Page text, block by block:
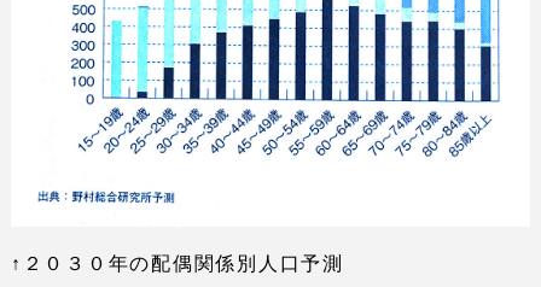
↑２０３０年の配偶関係別人口予測